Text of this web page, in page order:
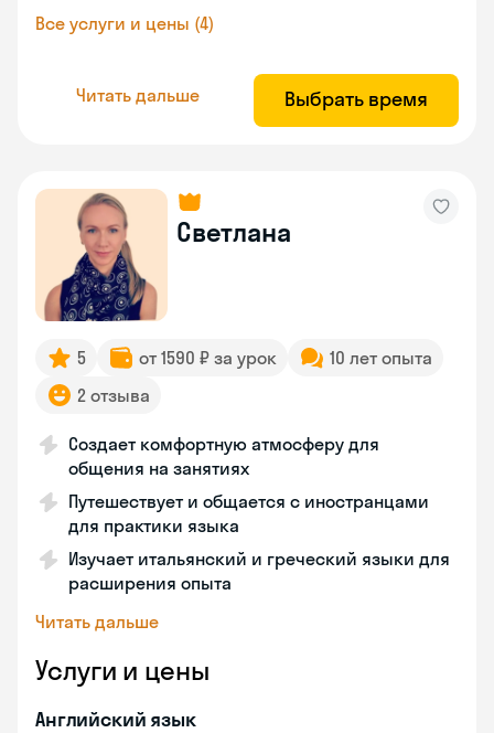
Все услуги и цены (4)
Читать дальше Выбрать время
Светлана
5 от 1590 ₽ за урок
10 лет опыта
2 отзыва
Создает комфортную атмосферу для
общения на занятиях
Путешествует и общается с иностранцами
для практики языка
Изучает итальянский и греческий языки для
расширения опыта
Читать дальше
Услуги и цены
Английский язык